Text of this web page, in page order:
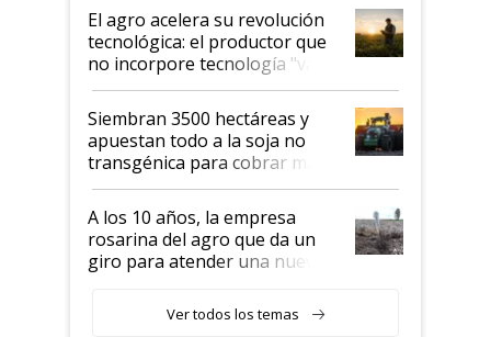
El agro acelera su revolución
tecnológica: el productor que
no incorpore tecnología "va a
perder el tren"
Siembran 3500 hectáreas y
apuestan todo a la soja no
transgénica para cobrar más
por tonelada: compraron un
semillero
A los 10 años, la empresa
rosarina del agro que da un
giro para atender una nueva
Ver todos los temas